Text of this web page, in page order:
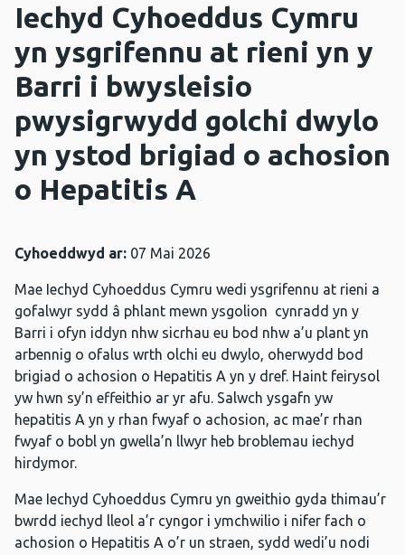
Iechyd Cyhoeddus Cymru
yn ysgrifennu at rieni yn y
Barri i bwysleisio
pwysigrwydd golchi dwylo
yn ystod brigiad o achosion
o Hepatitis A
Cyhoeddwyd ar: 07 Mai 2026
Mae Iechyd Cyhoeddus Cymru wedi ysgrifennu at rieni a
gofalwyr sydd â phlant mewn ysgolion cynradd yn y
Barri i ofyn iddyn nhw sicrhau eu bod nhw a’u plant yn
arbennig o ofalus wrth olchi eu dwylo, oherwydd bod
brigiad o achosion o Hepatitis A yn y dref. Haint feirysol
yw hwn sy’n effeithio ar yr afu. Salwch ysgafn yw
hepatitis A yn y rhan fwyaf o achosion, ac mae’r rhan
fwyaf o bobl yn gwella’n llwyr heb broblemau iechyd
hirdymor.
Mae Iechyd Cyhoeddus Cymru yn gweithio gyda thimau’r
bwrdd iechyd lleol a’r cyngor i ymchwilio i nifer fach o
achosion o Hepatitis A o’r un straen, sydd wedi’u nodi